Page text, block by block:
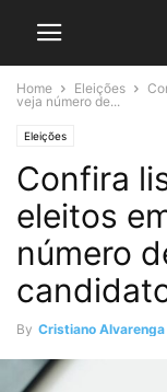
Home Eleições
veja número de...
Eleições
Confira
eleitos
número
By Cristiano Alvarenga